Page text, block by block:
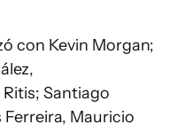
con Kevin Morgan;
Santiago
Ferreira, Mauricio